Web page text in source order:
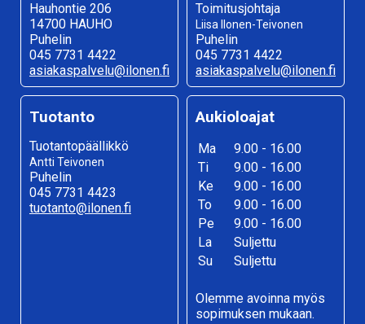
Hauhontie 206
14700 HAUHO
Puhelin
045 7731 4422
asiakaspalvelu@ilonen.fi
Toimitusjohtaja
Liisa Ilonen-Teivonen
Puhelin
045 7731 4422
asiakaspalvelu@ilonen.fi
Tuotanto
Tuotantopäällikkö
Antti Teivonen
Puhelin
045 7731 4423
tuotanto@ilonen.fi
Aukioloajat
Ma
9.00 - 16.00
Ti
9.00 - 16.00
Ke
9.00 - 16.00
To
9.00 - 16.00
Pe
9.00 - 16.00
La
Suljettu
Su
Suljettu
Olemme avoinna myös
sopimuksen mukaan.